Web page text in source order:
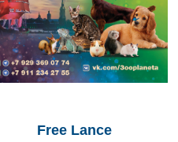
Free Lance